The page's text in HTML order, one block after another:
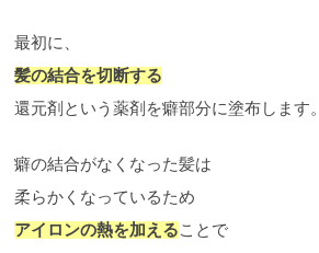
最初に、
髪の結合を切断する
還元剤という薬剤を癖部分に塗布します。
癖の結合がなくなった髪は
柔らかくなっているため
アイロンの熱を加えることで